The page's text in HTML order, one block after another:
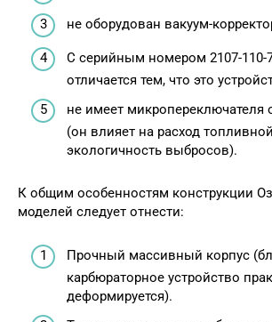
не оборудован вакуум-
С серийным номером 2107-110-
отличается тем, что это
не имеет микропереключателя
(он влияет на расход
экологичность выбросов).
К общим особенностям конструкции
моделей следует отнести:
Прочный массивный корпус
карбюраторное устройство
деформируется).